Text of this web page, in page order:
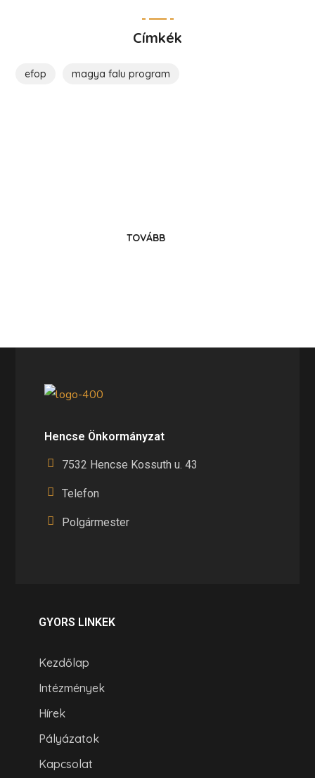
Címkék
efop magya falu program
TOVÁBB
Hencse Önkormányzat
7532 Hencse Kossuth u. 43
Telefon
Polgármester
GYORS LINKEK
Kezdőlap
Intézmények
Hírek
Pályázatok
Kapcsolat